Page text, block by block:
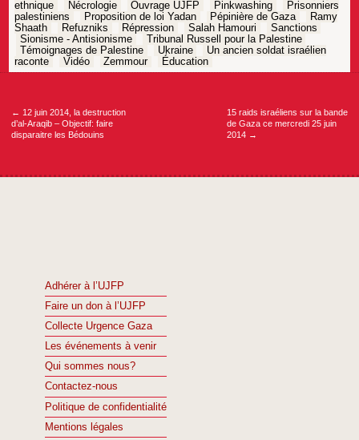
ethnique
Nécrologie Ouvrage UJFP Pinkwashing
Prisonniers
palestiniens
Proposition de loi Yadan Pépinière de Gaza
Ramy
Shaath
Refuzniks Répression Salah Hamouri
Sanctions
Sionisme - Antisionisme
Tribunal Russell pour la Palestine
Témoignages de Palestine
Ukraine
Un ancien soldat israélien
raconte
Vidéo Zemmour Éducation
Navigation
← 12 juin 2014, la destruction
d’al-Araqib – Objectif: faire
disparaitre les Bédouins
15 raids israéliens sur la bande
de Gaza ce mercredi 25 juin
2014 →
Adhérer à l’UJFP
Faire un don à l’UJFP
Collecte Urgence Gaza
Les événements à venir
Qui sommes nous?
Contactez-nous
Politique de confidentialité
Mentions légales